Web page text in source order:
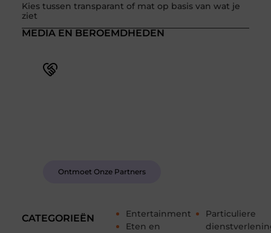
Kies tussen transparant of mat op basis van wat je
ziet
CATEGORIEËN
Entertainment
Eten en
Particuliere
MEDIA EN BEROEMDHEDEN
Ontmoet Onze Partners